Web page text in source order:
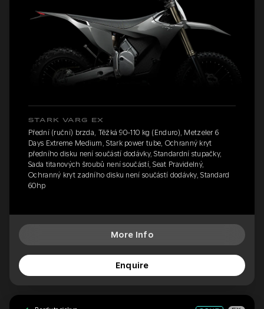
STARK VARG EX
Přední (ruční) brzda, Těžká 90-110 kg (Enduro), Metzeler 6
Days Extreme Medium, Stark power tube, Ochranný kryt
předního disku není součástí dodávky, Standardní stupačky,
Sada titanových šroubů není součástí, Seat Pravidelný,
Ochranný kryt zadního disku není součástí dodávky, Standard
60hp
More Info
Enquire